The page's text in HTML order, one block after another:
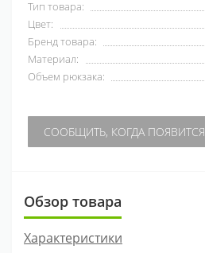
Тип товара:
Цвет:
Бренд товара:
Материал:
Объем рюкзака:
СООБЩИТЬ, КОГДА ПОЯВИТСЯ
Обзор товара
Характеристики